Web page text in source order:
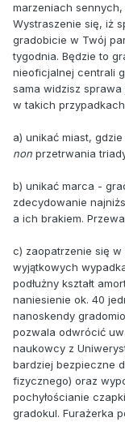
marzeniach
Wystraszenie się, iż
gradobicie w Twój
tygodnia. Będzie to
nieoficjalnej centrali
sama widzisz
w takich
a) unikać miast,
non przetrwania
b) unikać marca -
zdecydowanie
a ich brakiem.
c) zaopatrzenie się
wyjątkowych
podłużny kształt
naniesienie ok. 40
nanoskendy
pozwala odwrócić
naukowcy z
bardziej bezpieczne
fizycznego) oraz
pochyłościanie
gradokul. Furażerka